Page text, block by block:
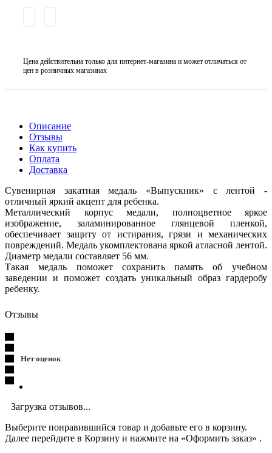
Цена действительна только для интернет-магазина и может отличаться от
цен в розничных магазинах
Описание
Отзывы
Как купить
Оплата
Доставка
Сувенирная закатная медаль «Выпускник» с лентой -
отличный яркий акцент для ребенка.
Металлический корпус медали, полноцветное яркое
изображение, заламинированное глянцевой пленкой,
обеспечивает защиту от истирания, грязи и механических
повреждений. Медаль укомплектована яркой атласной лентой.
Диаметр медали составляет 56 мм.
Такая медаль поможет сохранить память об учебном
заведении и поможет создать уникальный образ гардеробу
ребенку.
Отзывы
Нет оценок
Загрузка отзывов...
Выберите понравившийся товар и добавьте его в корзину.
Далее перейдите в Корзину и нажмите на «Оформить заказ» .